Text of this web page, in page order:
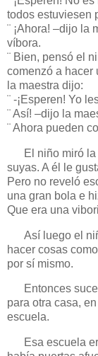
todos estuviesen
¨ ¡Ahora! –dijo la
víbora.
¨ Bien, pensó el
comenzó a hacer
la maestra dijo:
¨ -¡Esperen! Yo
¨ Así! –dijo la
¨ Ahora pueden
El niño miró
suyas. A él le
Pero no reveló
una gran bola e
Que era una
Así luego el
hacer cosas
por sí mismo.
Entonces
para otra casa,
escuela.
Esa escuela